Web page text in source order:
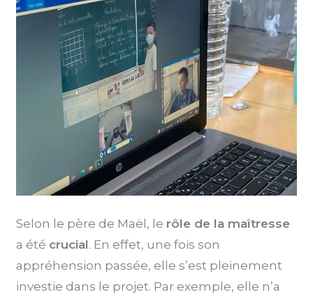
Selon le père de Maël, le rôle de la maîtresse
a été crucial. En effet, une fois son
appréhension passée, elle s’est pleinement
investie dans le projet. Par exemple, elle n’a